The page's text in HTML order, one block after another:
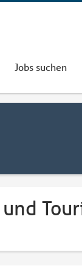
Jobs suchen